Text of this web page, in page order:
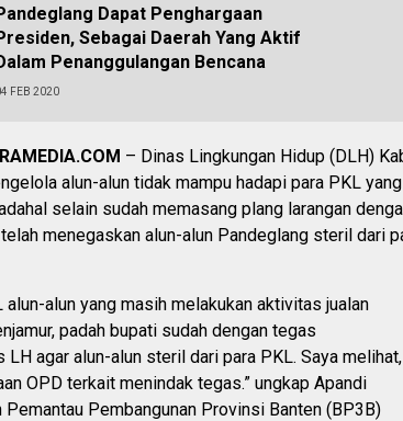
Dapat Penghargaan
Sebagai Daerah Yang Aktif
Penanggulangan Bencana
FEB 2020
– Dinas Lingkungan Hidup (DLH)
alun-alun tidak mampu hadapi para PKL yang
selain sudah memasang plang larangan
menegaskan alun-alun Pandeglang steril dari
alun-alun yang masih melakukan aktivitas jualan
padah bupati sudah dengan tegas
LH agar alun-alun steril dari para PKL. Saya
OPD terkait menindak tegas.” ungkap Apandi
Pemantau Pembangunan Provinsi Banten (BP3B)